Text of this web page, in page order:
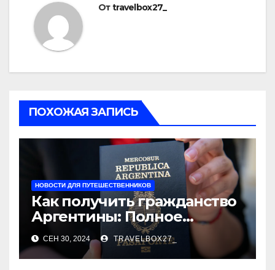
Отtravelbox27_
ПОХОЖАЯ ЗАПИСЬ
НОВОСТИ ДЛЯ ПУТЕШЕСТВЕННИКОВ
Как получить гражданство
Аргентины: Полное
руководство
СЕН 30, 2024 TRAVELBOX27_